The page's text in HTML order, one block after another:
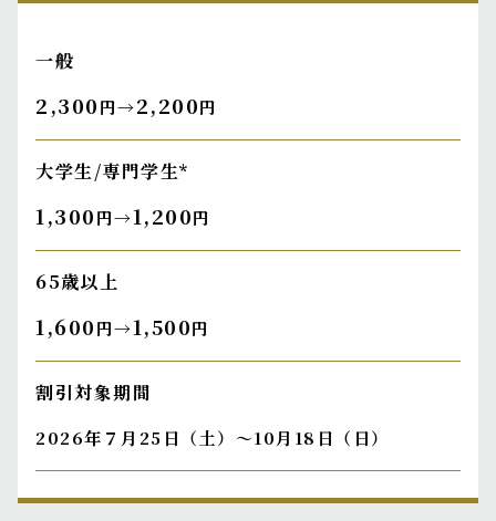
一般
2,300円→2,200円
大学生/専門学生*
1,300円→1,200円
65歳以上
1,600円→1,500円
割引対象期間
2026年７月25日（土）～10月18日（日）